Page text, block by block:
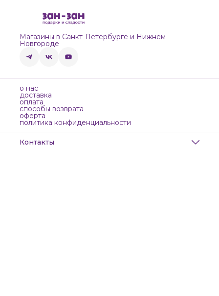
Магазины в Санкт-Петербурге и Нижнем
Новгороде
о нас
доставка
оплата
способы возврата
оферта
политика конфиденциальности
Контакты